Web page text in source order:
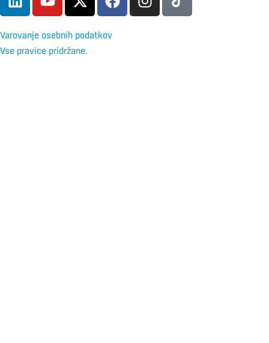
Varovanje osebnih podatkov
Vse pravice pridržane.